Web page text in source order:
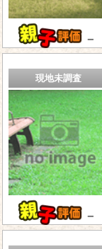
－
現地未調査
－